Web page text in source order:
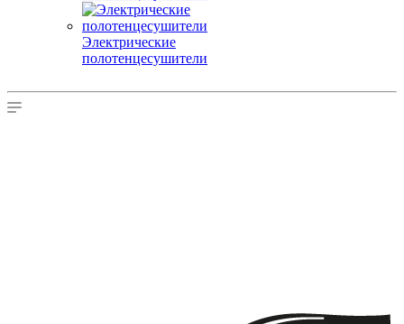
Электрические
полотенцесушители